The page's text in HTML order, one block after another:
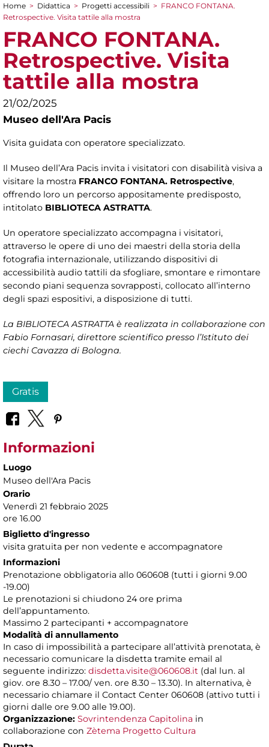
Tu sei qui
Home > Didattica > Progetti accessibili > FRANCO FONTANA.
Retrospective. Visita tattile alla mostra
FRANCO FONTANA.
Retrospective. Visita
tattile alla mostra
21/02/2025
Museo dell'Ara Pacis
Visita guidata con operatore specializzato.
Il Museo dell’Ara Pacis invita i visitatori con disabilità visiva a
visitare la mostra FRANCO FONTANA. Retrospective,
offrendo loro un percorso appositamente predisposto,
intitolato BIBLIOTECA ASTRATTA.
Un operatore specializzato accompagna i visitatori,
attraverso le opere di uno dei maestri della storia della
fotografia internazionale, utilizzando dispositivi di
accessibilità audio tattili da sfogliare, smontare e rimontare
secondo piani sequenza sovrapposti, collocato all’interno
degli spazi espositivi, a disposizione di tutti.
La BIBLIOTECA ASTRATTA è realizzata in collaborazione con
Fabio Fornasari, direttore scientifico presso l’Istituto dei
ciechi Cavazza di Bologna.
Gratis
Informazioni
Luogo
Museo dell'Ara Pacis
Orario
Venerdì 21 febbraio 2025
ore 16.00
Biglietto d'ingresso
visita gratuita per non vedente e accompagnatore
Informazioni
Prenotazione obbligatoria allo 060608 (tutti i giorni 9.00
-19.00)
Le prenotazioni si chiudono 24 ore prima
dell’appuntamento.
Massimo 2 partecipanti + accompagnatore
Modalità di annullamento
In caso di impossibilità a partecipare all’attività prenotata, è
necessario comunicare la disdetta tramite email al
seguente indirizzo: disdetta.visite@060608.it (dal lun. al
giov. ore 8.30 – 17.00/ ven. ore 8.30 – 13.30). In alternativa, è
necessario chiamare il Contact Center 060608 (attivo tutti i
giorni dalle ore 9.00 alle 19.00).
Organizzazione: Sovrintendenza Capitolina in
collaborazione con Zètema Progetto Cultura